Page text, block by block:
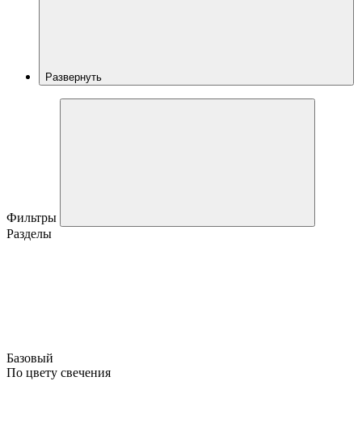
Развернуть
Фильтры
Разделы
Базовый
По цвету свечения